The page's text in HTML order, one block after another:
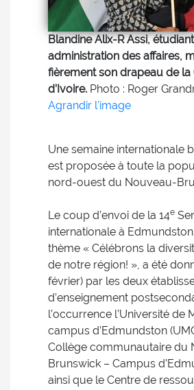
Blandine Alix-R Assi,
administration des affaires,
fièrement son drapeau de la
d’Ivoire. Photo : Roger
Agrandir l'image
Une semaine internationale
est proposée à toute la
nord-ouest du Nouveau-
Le coup d’envoi de la 14e
internationale à
thème « Célébrons la
de notre région! », a été
février) par les deux
d’enseignement
l’occurrence l’Université de
campus d’Edmundston
Collège communautaire du
Brunswick – Campus
ainsi que le Centre de